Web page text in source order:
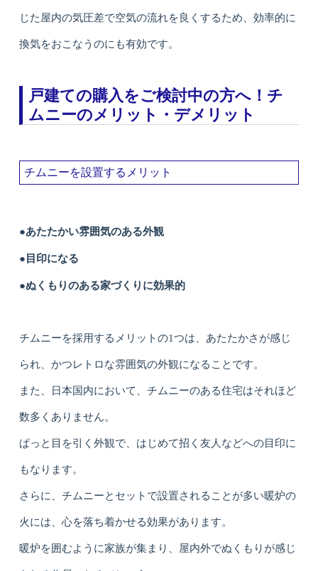
じた屋内の気圧差で空気の流れを良くするため、効率的に
換気をおこなうのにも有効です。
戸建ての購入をご検討中の方へ！チ
ムニーのメリット・デメリット
チムニーを設置するメリット
●あたたかい雰囲気のある外観
●目印になる
●ぬくもりのある家づくりに効果的
チムニーを採用するメリットの1つは、あたたかさが感じ
られ、かつレトロな雰囲気の外観になることです。
また、日本国内において、チムニーのある住宅はそれほど
数多くありません。
ぱっと目を引く外観で、はじめて招く友人などへの目印に
もなります。
さらに、チムニーとセットで設置されることが多い暖炉の
火には、心を落ち着かせる効果があります。
暖炉を囲むように家族が集まり、屋内外でぬくもりが感じ